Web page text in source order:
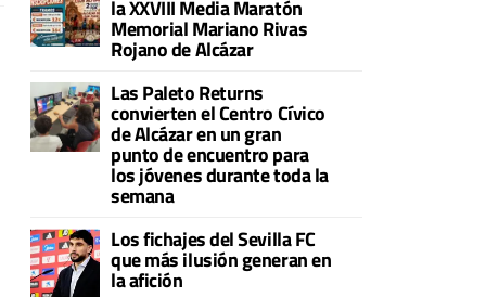
la XXVIII Media Maratón
Memorial Mariano Rivas
Rojano de Alcázar
Las Paleto Returns
convierten el Centro Cívico
de Alcázar en un gran
punto de encuentro para
los jóvenes durante toda la
semana
Los fichajes del Sevilla FC
que más ilusión generan en
la afición